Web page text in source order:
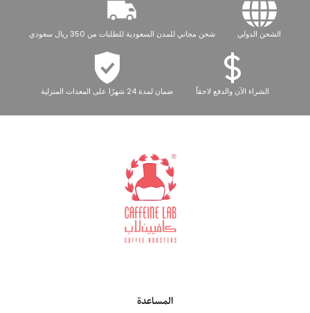
الشحن الدولي شحن مجاني للمدن السعودية للطلبات من 350 ريال سعودي
الشراء الآن والدفع لاحقاً ضمان لمدة 24 شهرًا على المعدات المنزلية
المساعدة